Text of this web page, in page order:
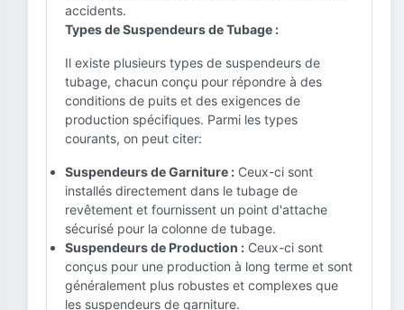
accidents.
Types de Suspendeurs de Tubage :
Il existe plusieurs types de suspendeurs de
tubage, chacun conçu pour répondre à des
conditions de puits et des exigences de
production spécifiques. Parmi les types
courants, on peut citer:
Suspendeurs de Garniture : Ceux-ci sont
installés directement dans le tubage de
revêtement et fournissent un point d'attache
sécurisé pour la colonne de tubage.
Suspendeurs de Production : Ceux-ci sont
conçus pour une production à long terme et sont
généralement plus robustes et complexes que
les suspendeurs de garniture.